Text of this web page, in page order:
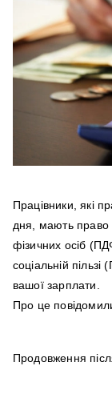
Працівники, які
дня, мають право
фізичних осіб
соціальній
вашої зарплати.
Про це
Продовження